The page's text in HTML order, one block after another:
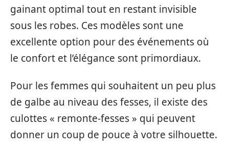
gainant optimal tout en restant invisible
sous les robes. Ces modèles sont une
excellente option pour des événements où
le confort et l’élégance sont primordiaux.
Pour les femmes qui souhaitent un peu plus
de galbe au niveau des fesses, il existe des
culottes « remonte-fesses » qui peuvent
donner un coup de pouce à votre silhouette.